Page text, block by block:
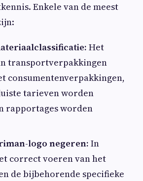
Enkele van de meest
Het
transportverpakkingen
consumentenverpakkingen,
tarieven worden
rapportages worden
logo negeren: In
correct voeren van het
de bijbehorende specifieke